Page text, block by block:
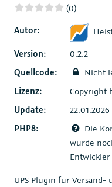
(0)
Autor:
Version:
0.2.2
Quellcode:
Nicht
Lizenz:
Copyright
Update:
22.01.2026
PHP8:
Die
wurde
UPS Plugin für